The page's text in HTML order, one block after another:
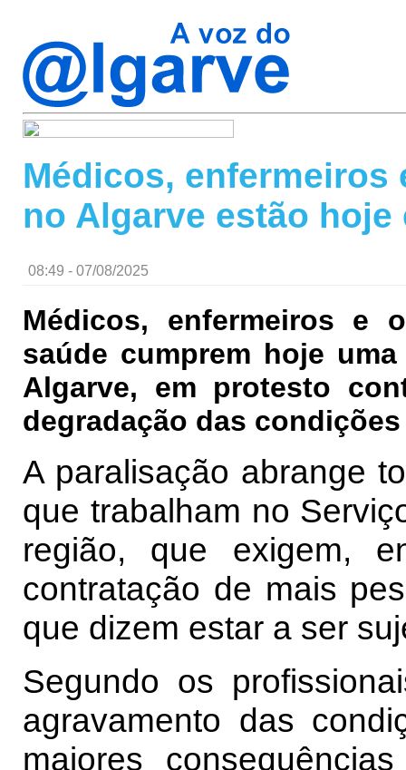
Médicos,
no Algarve estão hoje
08:49 - 07/08/2025
Médicos, enfermeiros e
saúde cumprem hoje
Algarve, em protesto
degradação das
A paralisação abrange
que trabalham no
região, que exigem,
contratação de mais
que dizem estar a ser
Segundo os
agravamento das
maiores